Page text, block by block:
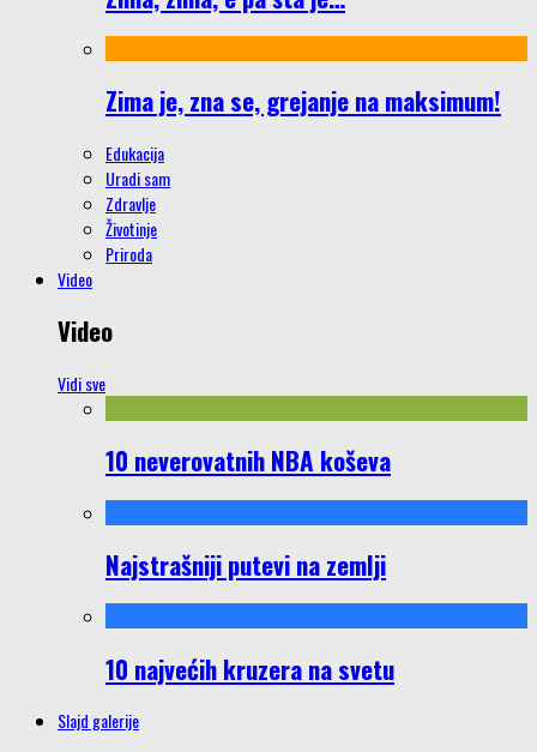
Zima je, zna se, grejanje na maksimum!
Edukacija
Uradi sam
Zdravlje
Životinje
Priroda
Video
Video
Vidi sve
10 neverovatnih NBA koševa
Najstrašniji putevi na zemlji
10 najvećih kruzera na svetu
Slajd galerije